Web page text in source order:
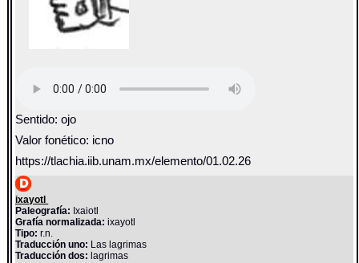
Sentido: ojo
Valor fonético: icno
https://tlachia.iib.unam.mx/elemento/01.02.26
ixayotl
Paleografía: Ixaiotl
Grafía normalizada: ixayotl
Tipo: r.n.
Traducción uno: Las lagrimas
Traducción dos: lagrimas